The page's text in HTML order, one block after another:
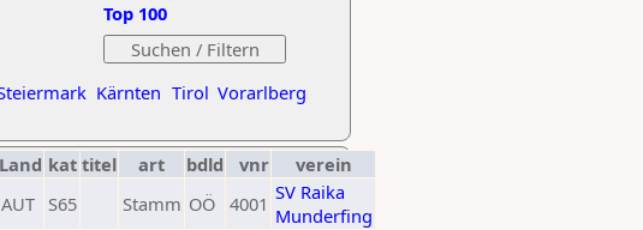
Kärnten Tirol Vorarlberg
Top 100
Land kat titel art bdld vnr
verein
AUT S65 Stamm OÖ 4001 SV Raika
Munderfing